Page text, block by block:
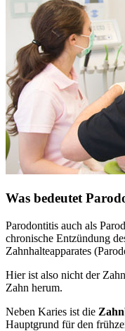
Was bedeutet
Parodontitis auch als
chronische Entzündung
Zahnhalteapparates
Hier ist also nicht der
Zahn herum.
Neben Karies ist die
Hauptgrund für den